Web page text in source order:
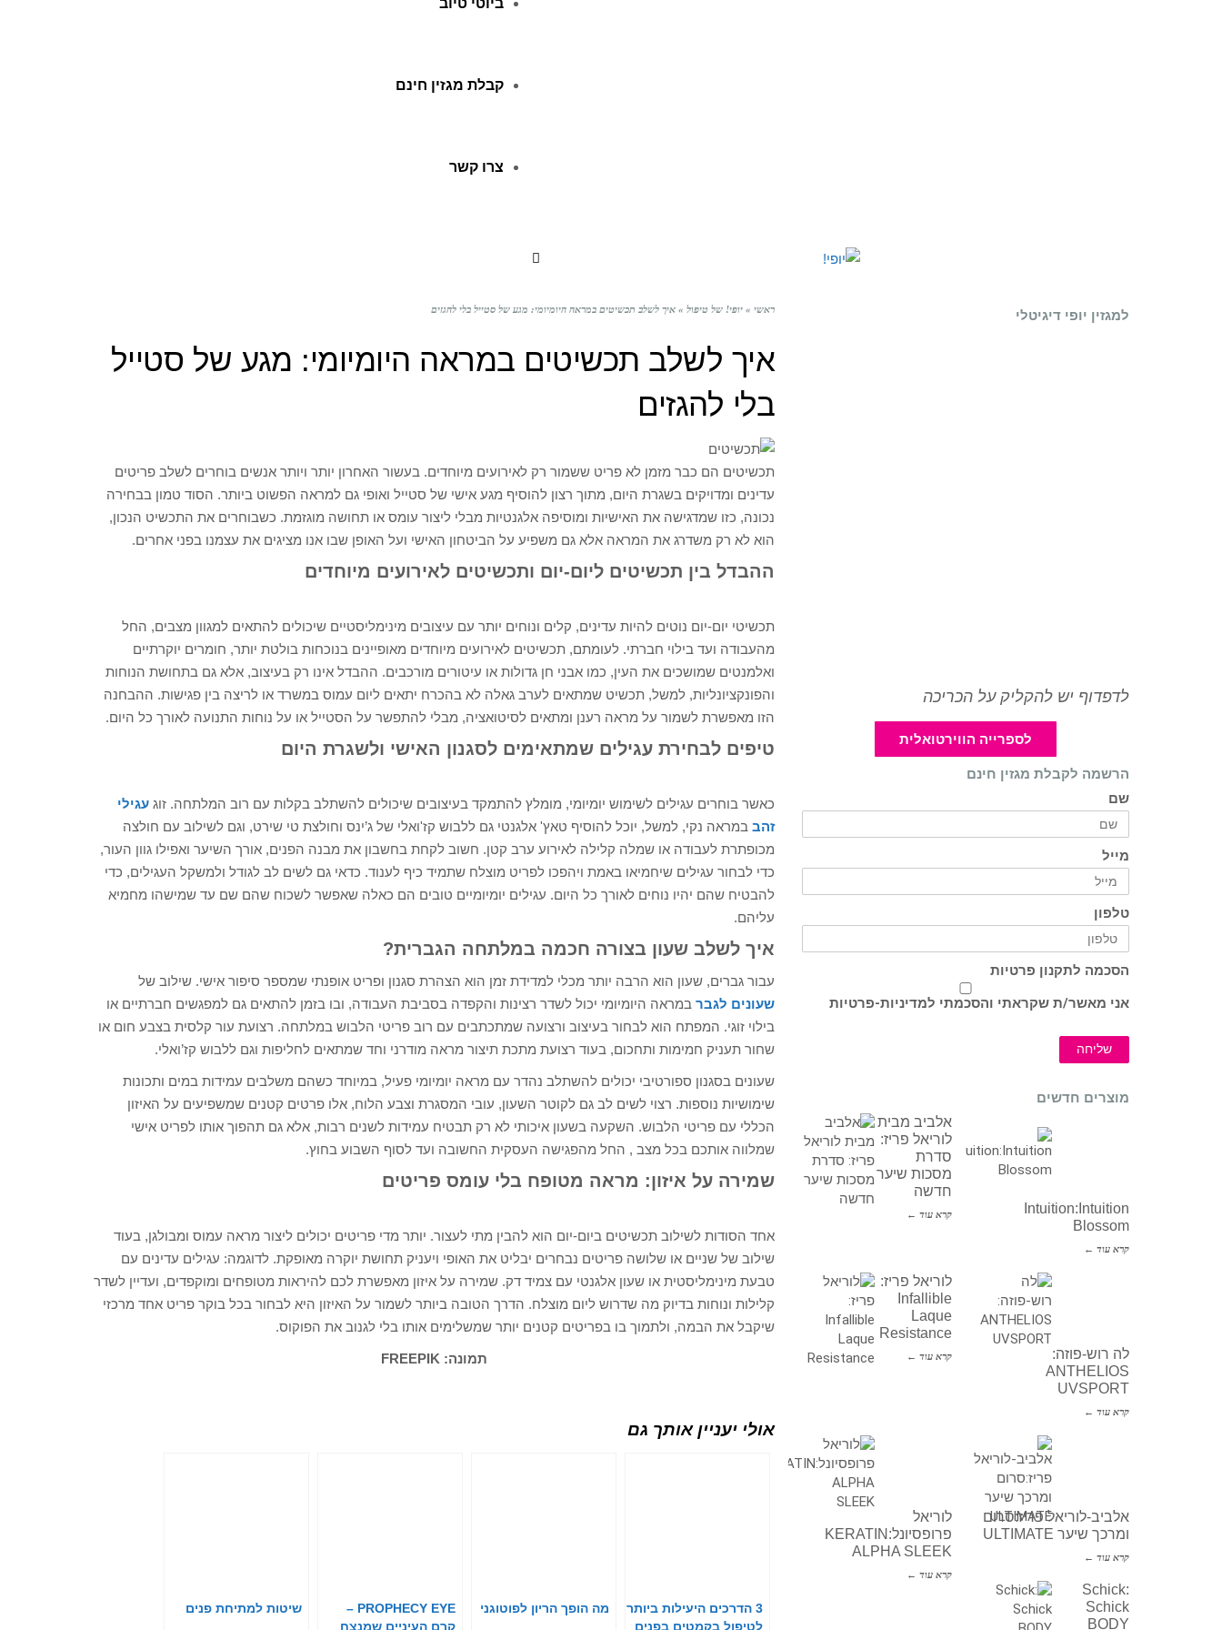
ביוטי טיוב
קבלת מגזין חינם
צרו קשר
ראשי » יופי! של טיפול » איך לשלב תכשיטים במראה היומיומי: מגע של סטייל בלי להגזים
איך לשלב תכשיטים במראה היומיומי: מגע של סטייל
בלי להגזים
תכשיטים הם כבר מזמן לא פריט ששמור רק לאירועים מיוחדים. בעשור האחרון יותר ויותר אנשים בוחרים לשלב פריטים
עדינים ומדויקים בשגרת היום, מתוך רצון להוסיף מגע אישי של סטייל ואופי גם למראה הפשוט ביותר. הסוד טמון בבחירה
נכונה, כזו שמדגישה את האישיות ומוסיפה אלגנטיות מבלי ליצור עומס או תחושה מוגזמת. כשבוחרים את התכשיט הנכון,
הוא לא רק משדרג את המראה אלא גם משפיע על הביטחון האישי ועל האופן שבו אנו מציגים את עצמנו בפני אחרים.
ההבדל בין תכשיטים ליום-יום ותכשיטים לאירועים מיוחדים
תכשיטי יום-יום נוטים להיות עדינים, קלים ונוחים יותר עם עיצובים מינימליסטיים שיכולים להתאים למגוון מצבים, החל
מהעבודה ועד בילוי חברתי. לעומתם, תכשיטים לאירועים מיוחדים מאופיינים בנוכחות בולטת יותר, חומרים יוקרתיים
ואלמנטים שמושכים את העין, כמו אבני חן גדולות או עיטורים מורכבים. ההבדל אינו רק בעיצוב, אלא גם בתחושת הנוחות
והפונקציונליות, למשל, תכשיט שמתאים לערב גאלה לא בהכרח יתאים ליום עמוס במשרד או לריצה בין פגישות. ההבחנה
הזו מאפשרת לשמור על מראה רענן ומתאים לסיטואציה, מבלי להתפשר על הסטייל או על נוחות התנועה לאורך כל היום.
טיפים לבחירת עגילים שמתאימים לסגנון האישי ולשגרת היום
כאשר בוחרים עגילים לשימוש יומיומי, מומלץ להתמקד בעיצובים שיכולים להשתלב בקלות עם רוב המלתחה. זוג עגילי
זהב במראה נקי, למשל, יוכל להוסיף טאץ' אלגנטי גם ללבוש קז'ואלי של ג’ינס וחולצת טי שירט, וגם לשילוב עם חולצה
מכופתרת לעבודה או שמלה קלילה לאירוע ערב קטן. חשוב לקחת בחשבון את מבנה הפנים, אורך השיער ואפילו גוון העור,
כדי לבחור עגילים שיחמיאו באמת ויהפכו לפריט מוצלח שתמיד כיף לענוד. כדאי גם לשים לב לגודל ולמשקל העגילים, כדי
להבטיח שהם יהיו נוחים לאורך כל היום. עגילים יומיומיים טובים הם כאלה שאפשר לשכוח שהם שם עד שמישהו מחמיא
עליהם.
איך לשלב שעון בצורה חכמה במלתחה הגברית?
עבור גברים, שעון הוא הרבה יותר מכלי למדידת זמן הוא הצהרת סגנון ופריט אופנתי שמספר סיפור אישי. שילוב של
שעונים לגבר במראה היומיומי יכול לשדר רצינות והקפדה בסביבת העבודה, ובו בזמן להתאים גם למפגשים חברתיים או
בילוי זוגי. המפתח הוא לבחור בעיצוב ורצועה שמתכתבים עם רוב פריטי הלבוש במלתחה. רצועת עור קלסית בצבע חום או
שחור תעניק חמימות ותחכום, בעוד רצועת מתכת תיצור מראה מודרני וחד שמתאים לחליפות וגם ללבוש קז’ואלי.
שעונים בסגנון ספורטיבי יכולים להשתלב נהדר עם מראה יומיומי פעיל, במיוחד כשהם משלבים עמידות במים ותכונות
שימושיות נוספות. רצוי לשים לב גם לקוטר השעון, עובי המסגרת וצבע הלוח, אלו פרטים קטנים שמשפיעים על האיזון
הכללי עם פריטי הלבוש. השקעה בשעון איכותי לא רק תבטיח עמידות לשנים רבות, אלא גם תהפוך אותו לפריט אישי
שמלווה אותכם בכל מצב , החל מהפגישה העסקית החשובה ועד לסוף השבוע בחוץ.
שמירה על איזון: מראה מטופח בלי עומס פריטים
אחד הסודות לשילוב תכשיטים ביום-יום הוא להבין מתי לעצור. יותר מדי פריטים יכולים ליצור מראה עמוס ומבולגן, בעוד
שילוב של שניים או שלושה פריטים נבחרים יבליט את האופי ויעניק תחושת יוקרה מאופקת. לדוגמה: עגילים עדינים עם
טבעת מינימליסטית או שעון אלגנטי עם צמיד דק. שמירה על איזון מאפשרת לכם להיראות מטופחים ומוקפדים, ועדיין לשדר
קלילות ונוחות בדיוק מה שדרוש ליום מוצלח. הדרך הטובה ביותר לשמור על האיזון היא לבחור בכל בוקר פריט אחד מרכזי
שיקבל את הבמה, ולתמוך בו בפריטים קטנים יותר שמשלימים אותו בלי לגנוב את הפוקוס.
תמונה: FREEPIK
אולי יעניין אותך גם
3 הדרכים היעילות ביותר
לטיפול בקמטים בפנים
מה הופך הריון לפוטוגני
PROPHECY EYE –
קרם העיניים שמנצח
שיטות למתיחת פנים
למגזין יופי דיגיטלי
לדפדוף יש להקליק על הכריכה
לספרייה הווירטואלית
הרשמה לקבלת מגזין חינם
שם
מייל
טלפון
הסכמה לתקנון פרטיות
אני מאשר/ת שקראתי והסכמתי למדיניות-פרטיות
שליחה
מוצרים חדשים
אלביב מבית
לוריאל פריז:
סדרת
מסכות שיער
חדשה
קרא עוד ←
Intuition:Intuition
Blossom
קרא עוד ←
לוריאל פריז:
Infallible
Laque
Resistance
קרא עוד ←
לה רוש-פוזה:
ANTHELIOS
UVSPORT
קרא עוד ←
לוריאל
פרופסיונל:KERATIN
ALPHA SLEEK
קרא עוד ←
אלביב-לוריאל פריז:סרום
ומרכך שיער ULTIMATE
קרא עוד ←
Schick:
Schick
BODY